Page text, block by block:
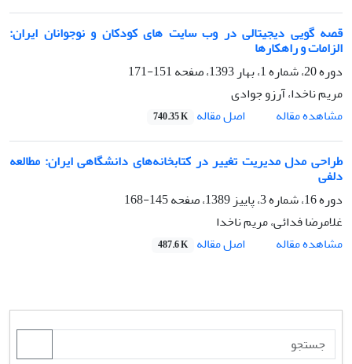
قصه گویی دیجیتالی در وب سایت های کودکان و نوجوانان ایران:
الزامات و راهکارها
دوره 20، شماره 1، بهار 1393، صفحه
151-171
مریم ناخدا، آرزو جوادی
مشاهده مقاله
اصل مقاله 740.35 K
طراحی مدل مدیریت تغییر در کتابخانه‌های دانشگاهی ایران: مطالعه
دلفی
دوره 16، شماره 3، پاییز 1389، صفحه
145-168
غلامرضا فدائی، مریم ناخدا
مشاهده مقاله
اصل مقاله 487.6 K